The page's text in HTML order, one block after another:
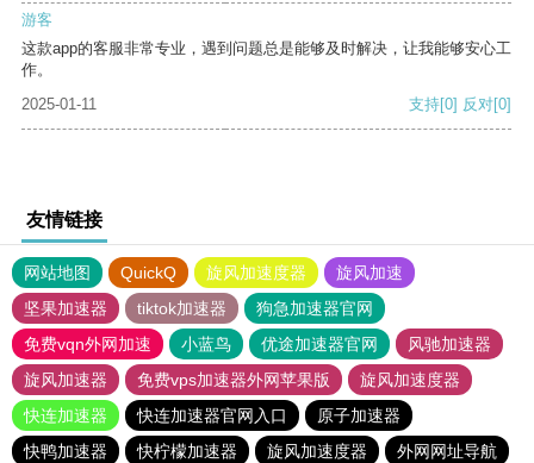
游客
这款app的客服非常专业，遇到问题总是能够及时解决，让我能够安心工
作。
2025-01-11
支持[0] 反对[0]
友情链接
网站地图 QuickQ 旋风加速度器
旋风加速
坚果加速器
tiktok加速器
狗急加速器官网
免费vqn外网加速
小蓝鸟 优途加速器官网
风驰加速器
旋风加速器
免费vps加速器外网苹果版
旋风加速度器
快连加速器
快连加速器官网入口
原子加速器
快鸭加速器
快柠檬加速器 旋风加速度器
外网网址导航